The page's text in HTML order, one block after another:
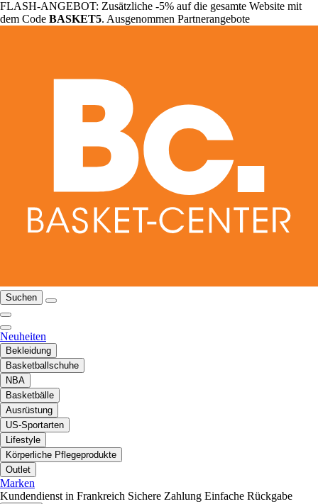
FLASH-ANGEBOT: Zusätzliche -5% auf die gesamte Website mit
dem Code BASKET5. Ausgenommen Partnerangebote
Suchen
Neuheiten
Bekleidung
Basketballschuhe
NBA
Basketbälle
Ausrüstung
US-Sportarten
Lifestyle
Körperliche Pflegeprodukte
Outlet
Marken
Kundendienst in Frankreich Sichere Zahlung Einfache Rückgabe